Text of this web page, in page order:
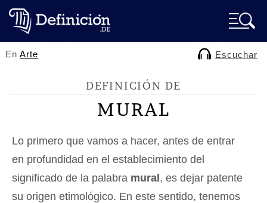
EnArte Escuchar
DEFINICIÓN DE
MURAL
Lo primero que vamos a hacer, antes de entrar
en profundidad en el establecimiento del
significado de la palabra mural , es dejar patente
su origen etimológico. En este sentido, tenemos